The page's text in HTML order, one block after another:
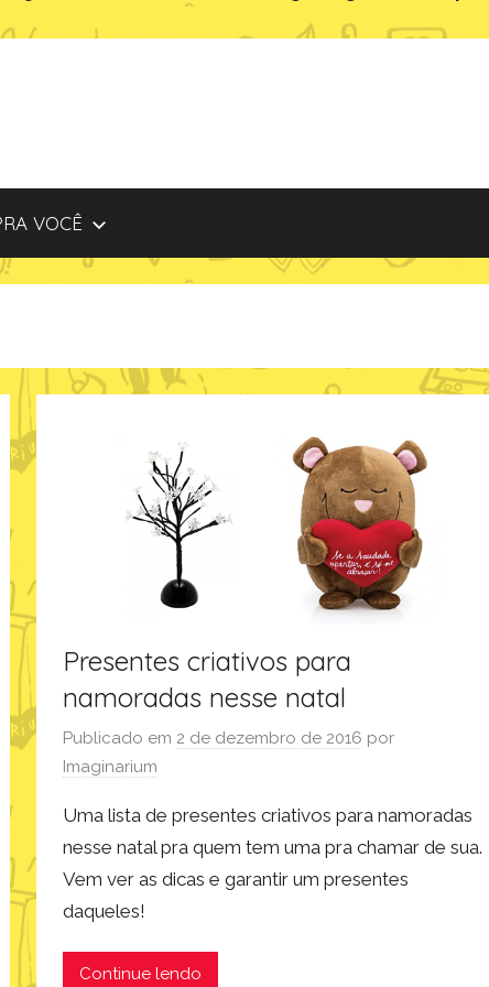
VOCÊ
Presentes criativos para
namoradas nesse natal
Publicado em 2 de dezembro de 2016 por
Imaginarium
Uma lista de presentes criativos para namoradas
nesse natal pra quem tem uma pra chamar de sua.
Vem ver as dicas e garantir um presentes
daqueles!
Continue lendo